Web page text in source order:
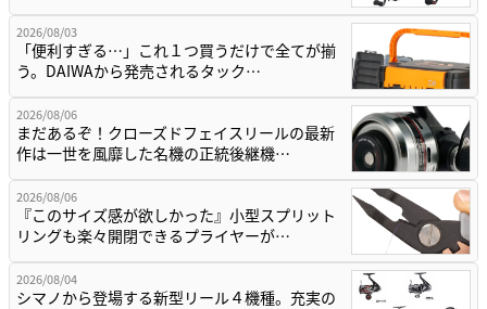
2026/08/03
「便利すぎる…」これ１つ買うだけで全てが揃
う。DAIWAから発売されるタック…
2026/08/06
まだあるぞ！クローズドフェイスリールの最新
作は一世を風靡した名機の正統後継機…
2026/08/06
『このサイズ感が欲しかった』小型スプリット
リングも楽々開閉できるプライヤーが…
2026/08/04
シマノから登場する新型リール４機種。充実の